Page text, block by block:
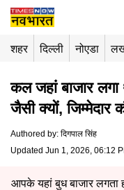
शहर दिल्ली नोएडा
कल जहां बाजार
जैसी क्यों, जिम्मेदार
Authored by: दिगपाल सिंह
Updated Jun 1, 2026, 06:12
आपके यहां बुध बाजार लगता